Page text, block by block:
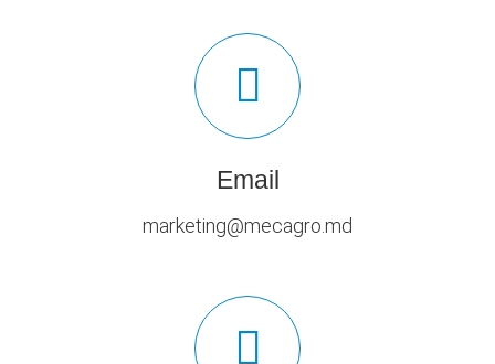
Email
marketing@mecagro.md